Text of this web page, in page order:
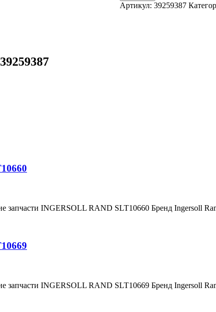
Артикул: 39259387
запчасти INGERSOLL RAND SLT10660 Бренд Ingersoll
запчасти INGERSOLL RAND SLT10669 Бренд Ingersoll